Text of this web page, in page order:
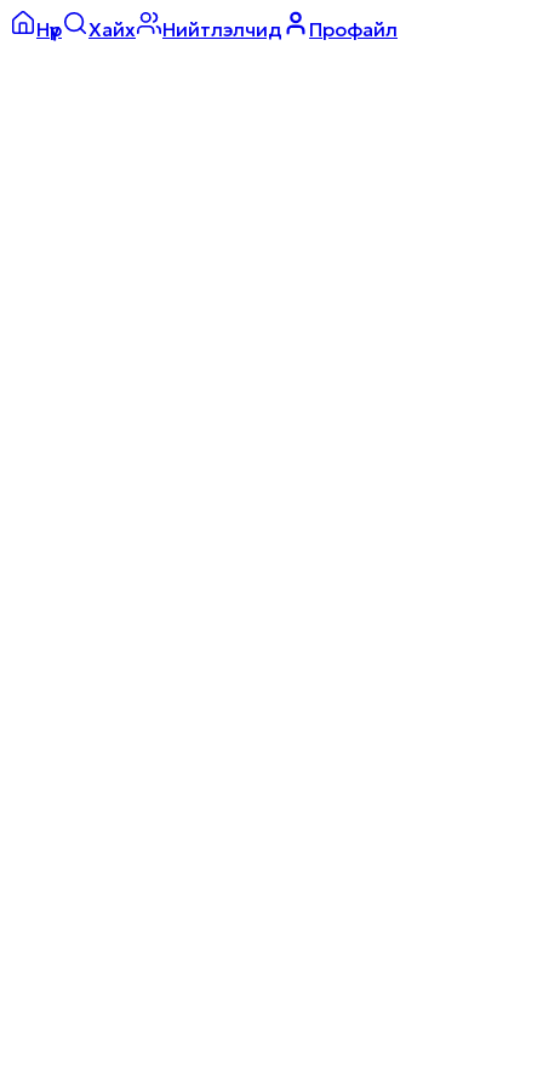
Нүүр Хайх Нийтлэлчид Профайл